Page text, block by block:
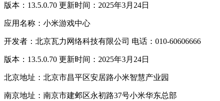
版本：13.5.0.70 更新时间：2025年3月24日
应用名称：小米游戏中心
开发者：北京瓦力网络科技有限公司 电话：010-60606666
版本：13.5.0.70 更新时间：2025年3月24日
北京地址：北京市昌平区安居路小米智慧产业园
南京地址：南京市建邺区永初路37号小米华东总部